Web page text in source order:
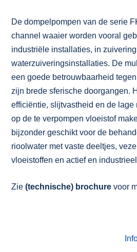
De dompelpompen van de serie
channel waaier worden vooral
industriële installaties, in
waterzuiveringsinstallaties. De
een goede betrouwbaarheid
zijn brede sferische doorgangen.
efficiëntie, slijtvastheid en de lage
op de te verpompen vloeistof
bijzonder geschikt voor de
rioolwater met vaste deeltjes,
vloeistoffen en actief en
Zie (technische) brochure voor